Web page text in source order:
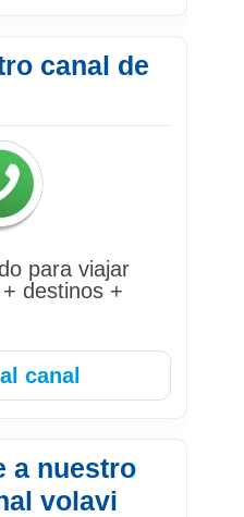
canal de
para viajar
destinos +
canal
a nuestro
volavi